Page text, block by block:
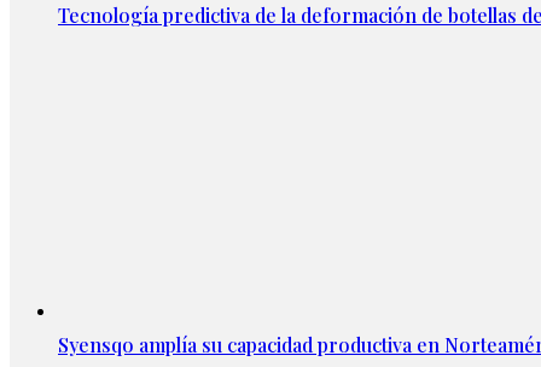
Tecnología predictiva de la deformación de botellas
Syensqo amplía su capacidad productiva en